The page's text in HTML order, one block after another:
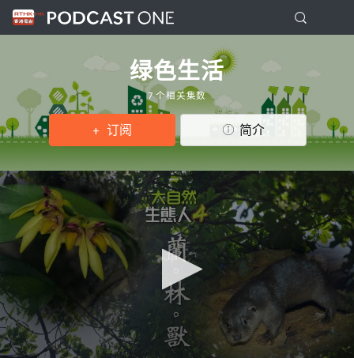
绿色生活
7 个相关集数
订阅 简介